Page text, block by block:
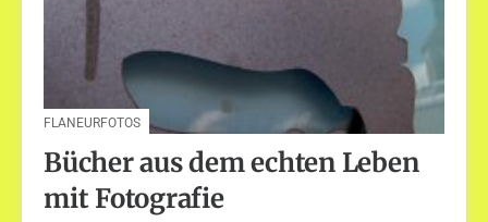
FLANEURFOTOS
Bücher aus dem echten Leben
mit Fotografie